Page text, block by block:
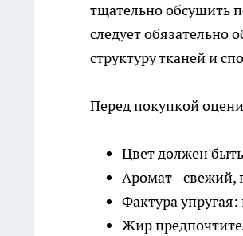
тщательно обсушить
следует обязательно
структуру тканей и
Перед покупкой
Цвет должен
Аромат - свежий,
Фактура
Жир